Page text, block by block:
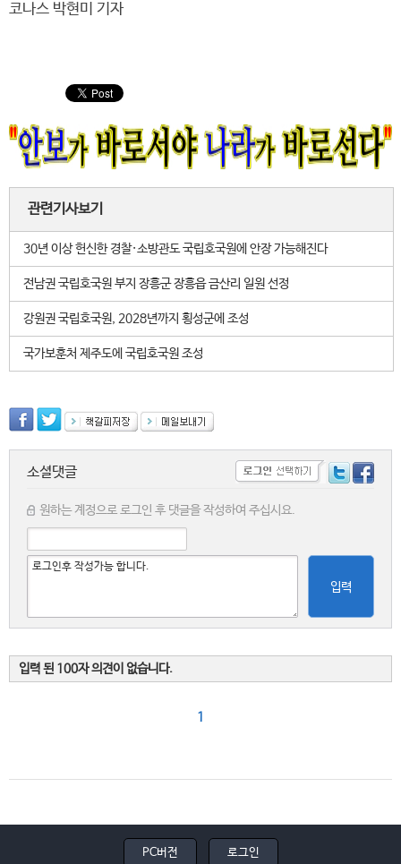
코나스 박현미 기자
관련기사보기
30년 이상 헌신한 경찰·소방관도 국립호국원에 안장 가능해진다
전남권 국립호국원 부지 장흥군 장흥읍 금산리 일원 선정
강원권 국립호국원, 2028년까지 횡성군에 조성
국가보훈처 제주도에 국립호국원 조성
소셜댓글
원하는 계정으로 로그인 후 댓글을 작성하여 주십시요.
입력
입력 된 100자 의견이 없습니다.
1
PC버전 로그인